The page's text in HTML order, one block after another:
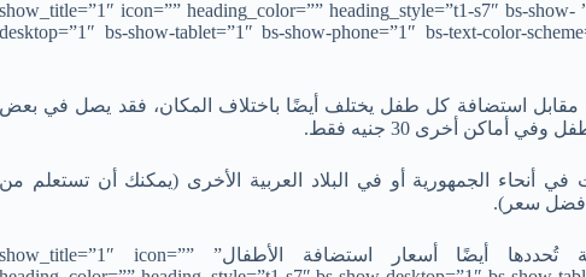
[/bs-text][bs-text title=”لا يوجد سعر ثابت” show_title=”1″ icon=”” heading_color=”” heading_style=”t1-s7″ bs-show-
desktop=”1″ bs-show-tablet=”1″ bs-show-phone=”1″ bs-text-color-
مقابل استضافة كل طفل يختلف أيضًا باختلاف المكان، فقد يصل في بعض
أنحاء الجمهورية أو في البلاد العربية الأخرى (يمكنك أن تستعلم من
أفضل سعر).
[/bs-text][bs-text title=”تكاليف الحضانة تُحددها أيضًا أسعار استضافة الأطفال” show_title=”1″ icon=””